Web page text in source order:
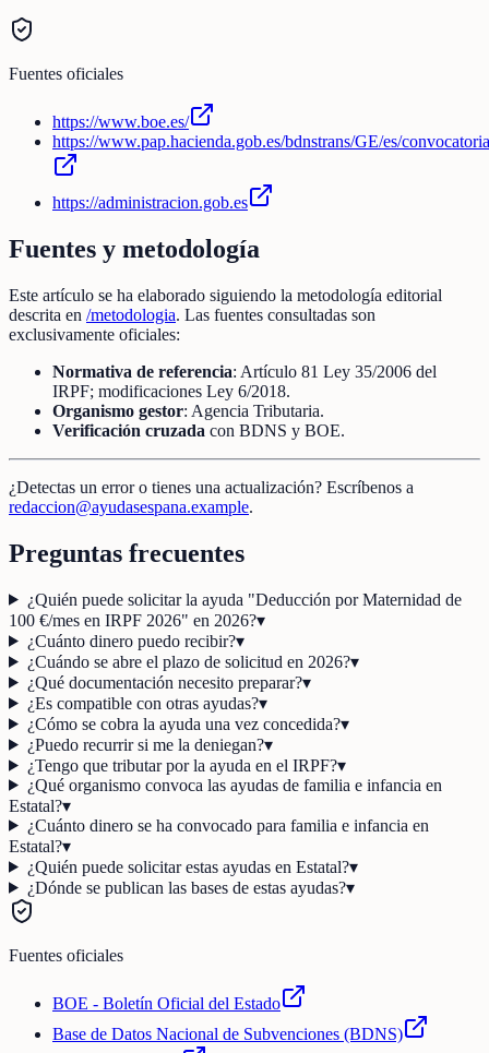
Fuentes oficiales
https://www.boe.es/
https://www.pap.hacienda.gob.es/bdnstrans/GE/es/
https://administracion.gob.es
Fuentes y metodología
Este artículo se ha elaborado siguiendo la metodología editorial
descrita en /metodologia. Las fuentes consultadas son
exclusivamente oficiales:
Normativa de referencia: Artículo 81 Ley 35/2006 del
IRPF; modificaciones Ley 6/2018.
Organismo gestor: Agencia Tributaria.
Verificación cruzada con BDNS y BOE.
¿Detectas un error o tienes una actualización? Escríbenos a
redaccion@ayudasespana.example.
Preguntas frecuentes
¿Quién puede solicitar la ayuda "Deducción por Maternidad de
100 €/mes en IRPF 2026" en 2026?▾
¿Cuánto dinero puedo recibir?▾
¿Cuándo se abre el plazo de solicitud en 2026?▾
¿Qué documentación necesito preparar?▾
¿Es compatible con otras ayudas?▾
¿Cómo se cobra la ayuda una vez concedida?▾
¿Puedo recurrir si me la deniegan?▾
¿Tengo que tributar por la ayuda en el IRPF?▾
¿Qué organismo convoca las ayudas de familia e infancia en
Estatal?▾
¿Cuánto dinero se ha convocado para familia e infancia en
Estatal?▾
¿Quién puede solicitar estas ayudas en Estatal?▾
¿Dónde se publican las bases de estas ayudas?▾
Fuentes oficiales
BOE - Boletín Oficial del Estado
Base de Datos Nacional de Subvenciones (BDNS)